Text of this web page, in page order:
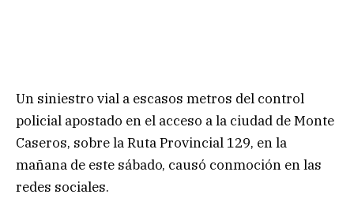
Un siniestro vial a escasos metros del control
policial apostado en el acceso a la ciudad de Monte
Caseros, sobre la Ruta Provincial 129, en la
mañana de este sábado, causó conmoción en las
redes sociales.